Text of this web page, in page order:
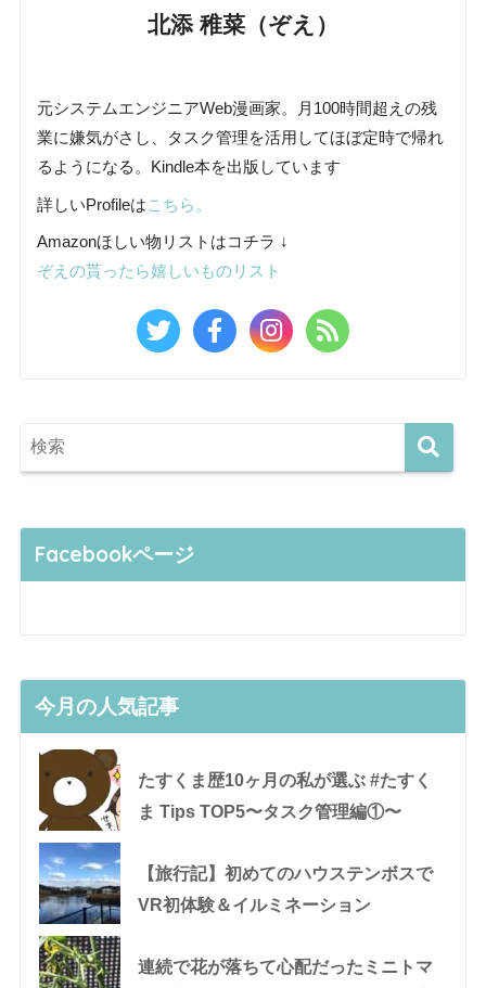
北添 稚菜（ぞえ）
元システムエンジニアWeb漫画家。月100時間超えの残
業に嫌気がさし、タスク管理を活用してほぼ定時で帰れ
るようになる。Kindle本を出版しています
詳しいProfileはこちら。
Amazonほしい物リストはコチラ ↓
ぞえの貰ったら嬉しいものリスト
Facebookページ
今月の人気記事
たすくま歴10ヶ月の私が選ぶ #たすく
ま Tips TOP5〜タスク管理編①〜
【旅行記】初めてのハウステンボスで
VR初体験＆イルミネーション
連続で花が落ちて心配だったミニトマ